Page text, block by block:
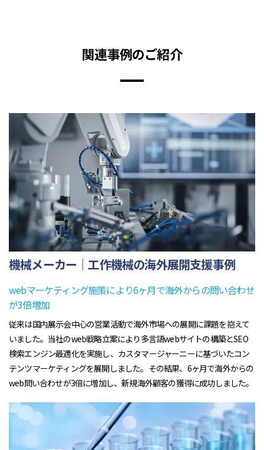
関連事例のご紹介
機械メーカー｜工作機械の海外展開支援事例
webマーケティング施策により6ヶ月で海外からの問い合わせ
が3倍増加
従来は国内展示会中心の営業活動で海外市場への展開に課題を抱えて
いました。当社のweb戦略立案により多言語webサイトの構築とSEO
検索エンジン最適化を実施し、カスタマージャーニーに基づいたコン
テンツマーケティングを展開しました。その結果、6ヶ月で海外からの
web問い合わせが3倍に増加し、新規海外顧客の獲得に成功しました。